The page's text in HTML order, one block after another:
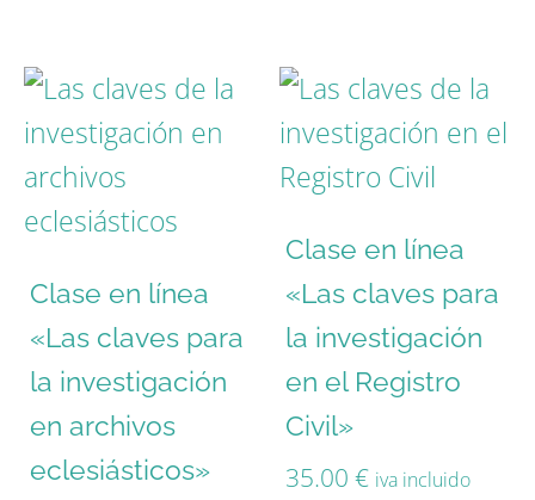
Clase en línea
«Las claves para
la investigación
en archivos
eclesiásticos»
Clase en línea
«Las claves para
la investigación
en el Registro
Civil»
35.00 € iva incluido